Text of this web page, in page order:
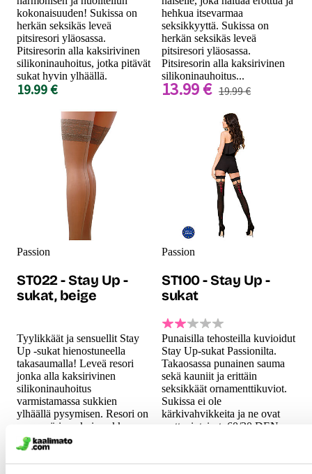
kokonaisuuden! Sukissa on
herkän seksikäs leveä
pitsiresori yläosassa.
Pitsiresorin alla kaksirivinen
silikoninauhoitus, jotka pitävät
sukat hyvin ylhäällä.
19.99 €
hehkua itsevarmaa
seksikkyyttä. Sukissa on
herkän seksikäs leveä
pitsiresori yläosassa.
Pitsiresorin alla kaksirivinen
silikoninauhoitus...
13.99 € 19.99 €
Passion
ST022 - Stay Up -
sukat, beige
Tyylikkäät ja sensuellit Stay
Up -sukat hienostuneella
takasaumalla! Leveä resori
jonka alla kaksirivinen
silikoninauhoitus
varmistamassa sukkien
ylhäällä pysymisen. Resori on
samanvärinen kuin sukka.
Yhdistä lyhyeen helmaan tai
viekoittele korsetin kera.
19.99 €
Passion
ST100 - Stay Up -
sukat
Punaisilla tehosteilla kuvioidut
Stay Up-sukat Passionilta.
Takaosassa punainen sauma
sekä kauniit ja erittäin
seksikkäät ornamenttikuviot.
Sukissa ei ole
kärkivahvikkeita ja ne ovat
mattapintaiset. 60/20 DEN
34.99 €